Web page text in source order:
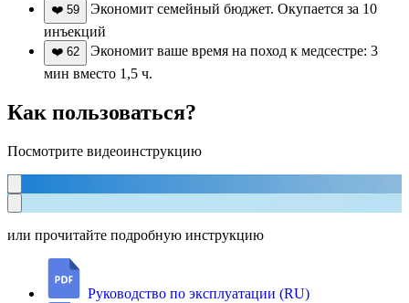
❤️ 59
Экономит семейный бюджет. Окупается за 10
инъекций
❤️ 62
Экономит ваше время на поход к медсестре: 3
мин вместо 1,5 ч.
Как пользоваться?
Посмотрите видеоинструкцию
или прочитайте подробную инструкцию
Руководство по эксплуатации (RU)